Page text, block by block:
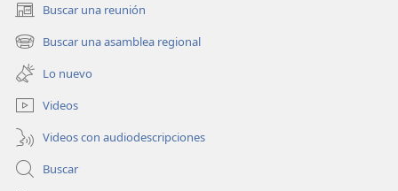
Buscar una reunión
(abre
una
nueva
ventana)
Buscar una asamblea regional
(abre
una
nueva
ventana)
Lo nuevo
Videos
Videos con audiodescripciones
Buscar